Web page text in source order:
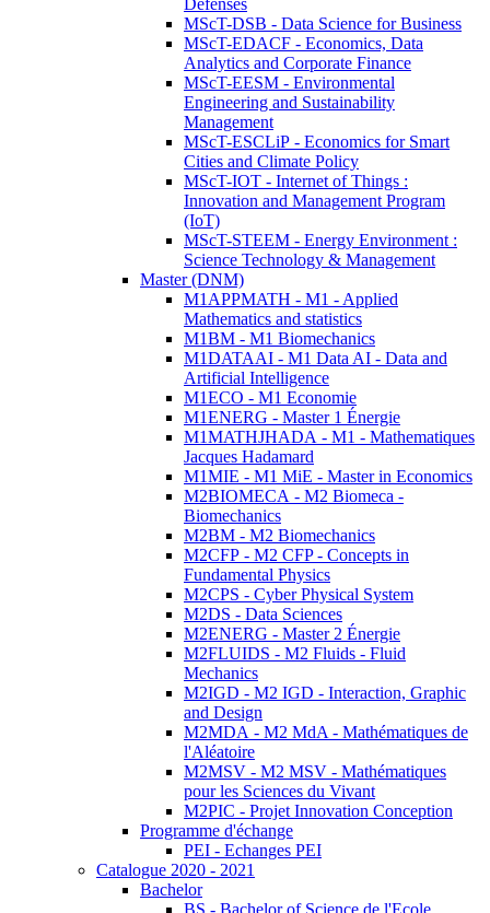
Defenses
MScT-DSB - Data Science for Business
MScT-EDACF - Economics, Data
Analytics and Corporate Finance
MScT-EESM - Environmental
Engineering and Sustainability
Management
MScT-ESCLiP - Economics for Smart
Cities and Climate Policy
MScT-IOT - Internet of Things :
Innovation and Management Program
(IoT)
MScT-STEEM - Energy Environment :
Science Technology & Management
Master (DNM)
M1APPMATH - M1 - Applied
Mathematics and statistics
M1BM - M1 Biomechanics
M1DATAAI - M1 Data AI - Data and
Artificial Intelligence
M1ECO - M1 Economie
M1ENERG - Master 1 Énergie
M1MATHJHADA - M1 - Mathematiques
Jacques Hadamard
M1MIE - M1 MiE - Master in Economics
M2BIOMECA - M2 Biomeca -
Biomechanics
M2BM - M2 Biomechanics
M2CFP - M2 CFP - Concepts in
Fundamental Physics
M2CPS - Cyber Physical System
M2DS - Data Sciences
M2ENERG - Master 2 Énergie
M2FLUIDS - M2 Fluids - Fluid
Mechanics
M2IGD - M2 IGD - Interaction, Graphic
and Design
M2MDA - M2 MdA - Mathématiques de
l'Aléatoire
M2MSV - M2 MSV - Mathématiques
pour les Sciences du Vivant
M2PIC - Projet Innovation Conception
Programme d'échange
PEI - Echanges PEI
Catalogue 2020 - 2021
Bachelor
BS - Bachelor of Science de l'Ecole